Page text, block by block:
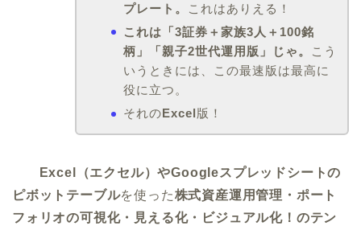
プレート。
これはありえる！
これは「3証券＋家族3人＋100銘
柄」「親子2世代運用版」じゃ。
こう
いうときには、この最速版は最高に
役に立つ。
それの Excel 版！
Excel（エクセル）やGoogleスプレッドシートの
ピボットテーブルを使った株式資産運用管理・ポート
フォリオの可視化・見える化・ビジュアル化！のテン